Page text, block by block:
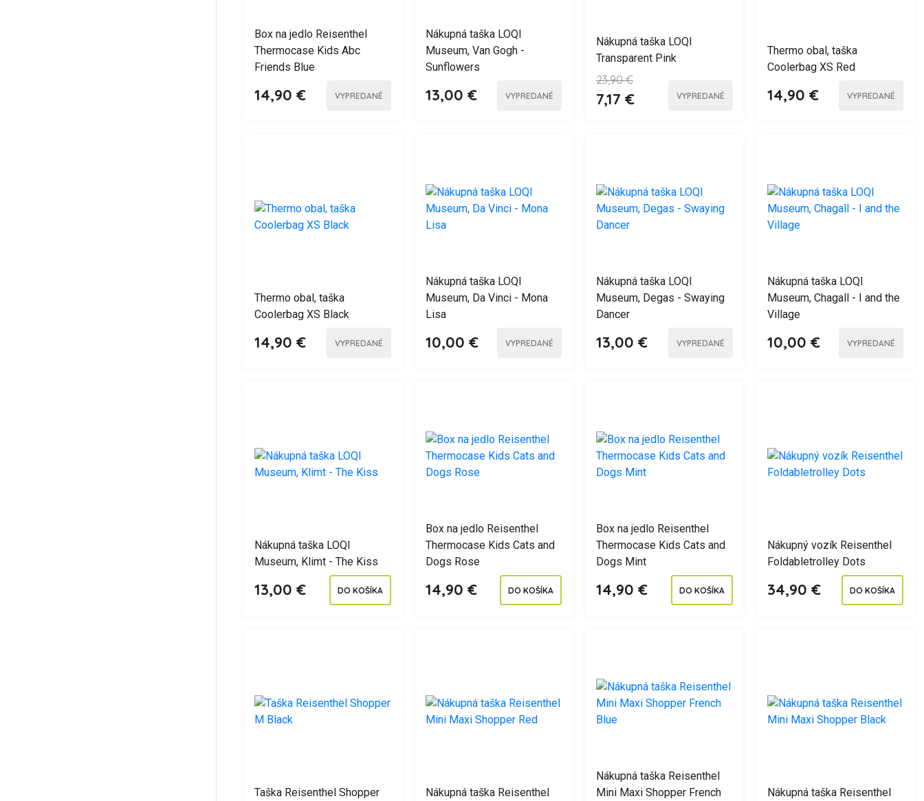
Box na jedlo Reisenthel
Thermocase Kids Abc
Friends Blue
14,90 € VYPREDANÉ
Nákupná taška LOQI
Museum, Van Gogh -
Sunflowers
13,00 € VYPREDANÉ
Nákupná taška LOQI
Transparent Pink
23,90 €
7,17 € VYPREDANÉ
Thermo obal, taška
Coolerbag XS Red
14,90 € VYPREDANÉ
Thermo obal, taška
Coolerbag XS Black
14,90 € VYPREDANÉ
Nákupná taška LOQI
Museum, Da Vinci - Mona
Lisa
10,00 € VYPREDANÉ
Nákupná taška LOQI
Museum, Degas - Swaying
Dancer
13,00 € VYPREDANÉ
Nákupná taška LOQI
Museum, Chagall - I and the
Village
10,00 € VYPREDANÉ
Nákupná taška LOQI
Museum, Klimt - The Kiss
13,00 € DO KOŠÍKA
Box na jedlo Reisenthel
Thermocase Kids Cats and
Dogs Rose
14,90 € DO KOŠÍKA
Box na jedlo Reisenthel
Thermocase Kids Cats and
Dogs Mint
14,90 € DO KOŠÍKA
Nákupný vozík Reisenthel
Foldabletrolley Dots
34,90 € DO KOŠÍKA
Taška Reisenthel Shopper
Nákupná taška Reisenthel
Nákupná taška Reisenthel
Mini Maxi Shopper French
Nákupná taška Reisenthel